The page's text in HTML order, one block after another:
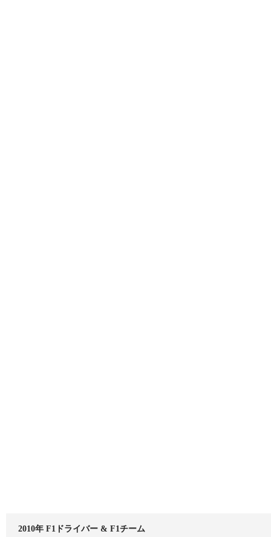
2010年 F1ドライバー & F1チーム